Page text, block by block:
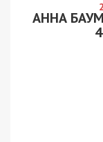
АННА